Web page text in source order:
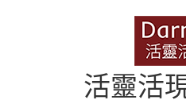
活靈活